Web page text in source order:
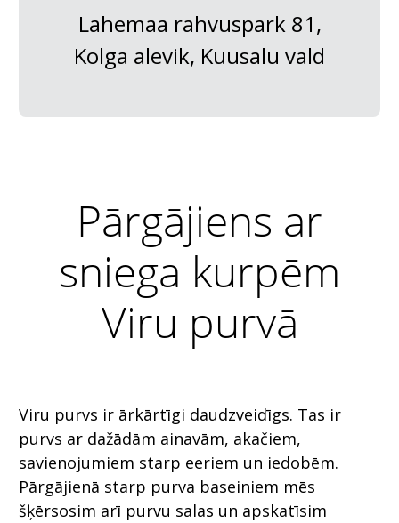
Lahemaa rahvuspark 81,
Kolga alevik, Kuusalu vald
Pārgājiens ar
sniega kurpēm
Viru purvā
Viru purvs ir ārkārtīgi daudzveidīgs. Tas ir
purvs ar dažādām ainavām, akačiem,
savienojumiem starp eeriem un iedobēm.
Pārgājienā starp purva baseiniem mēs
šķērsosim arī purvu salas un apskatīsim